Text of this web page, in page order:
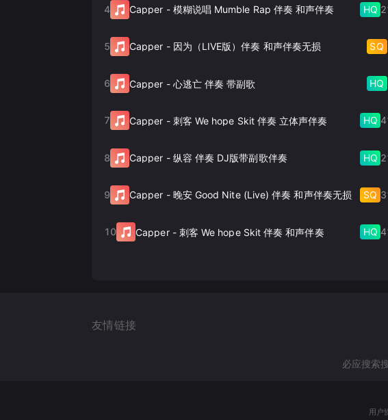
4 Capper - 模糊说唱 Mumble Rap 伴奏 和声伴奏 HQ
5 Capper - 因为（LIVE版）伴奏 和声伴奏无损 SQ
6 Capper - 心逃亡 伴奏 带副歌 HQ
7 Capper - 刺客 We hope Skit 伴奏 立体声伴奏 HQ
8 Capper - 纵容 伴奏 DJ版带副歌伴奏 HQ
9 Capper - 晚安 Good Nite (Live) 伴奏 和声伴奏无损 SQ
10 Capper- 刺客 We hope Skit 伴奏 和声伴奏 HQ
友情链接
必应搜索
用户